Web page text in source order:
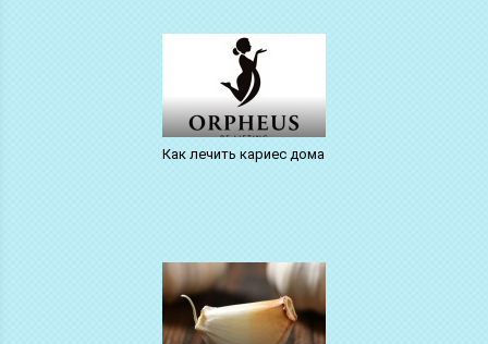
Как лечить кариес дома